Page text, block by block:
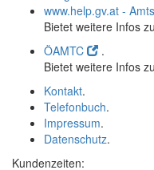
www.help.gv.at -
Bietet weitere Infos
ÖAMTC
.
Bietet weitere Infos
Kontakt.
Telefonbuch.
Impressum.
Datenschutz.
Kundenzeiten: